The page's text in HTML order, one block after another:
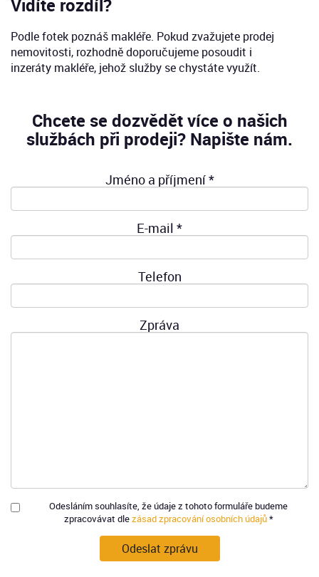
Vidíte rozdíl?
Podle fotek poznáš makléře. Pokud zvažujete prodej
nemovitosti, rozhodně doporučujeme posoudit i
inzeráty makléře, jehož služby se chystáte využít.
Chcete se dozvědět více o našich
službách při prodeji? Napište nám.
Jméno a příjmení *
E-mail *
Telefon
Zpráva
Odesláním souhlasíte, že údaje z tohoto formuláře budeme
zpracovávat dlezásad zpracování osobních údajů*
Odeslat zprávu